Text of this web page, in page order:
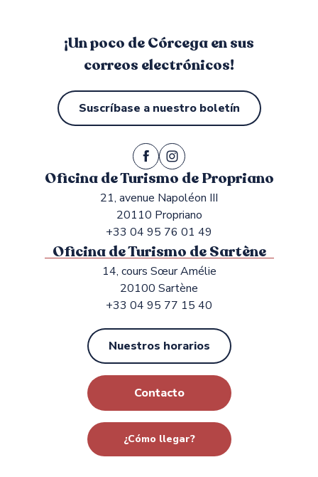
¡Un poco de Córcega en sus
correos electrónicos!
Suscríbase a nuestro boletín
Oficina de Turismo de Propriano
21, avenue Napoléon III
20110 Propriano
+33 04 95 76 01 49
Oficina de Turismo de Sartène
14, cours Sœur Amélie
20100 Sartène
+33 04 95 77 15 40
Nuestros horarios
Contacto
¿Cómo llegar?